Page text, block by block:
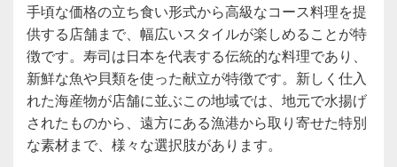
手頃な価格の立ち食い形式から高級なコース料理を提
供する店舗まで、幅広いスタイルが楽しめることが特
徴です。寿司は日本を代表する伝統的な料理であり、
新鮮な魚や貝類を使った献立が特徴です。新しく仕入
れた海産物が店舗に並ぶこの地域では、地元で水揚げ
されたものから、遠方にある漁港から取り寄せた特別
な素材まで、様々な選択肢があります。